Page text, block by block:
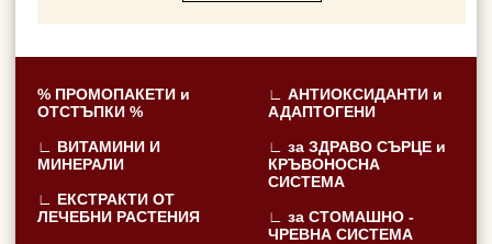
% ПРОМОПАКЕТИ и
ОТСТЪПКИ %
∟ ВИТАМИНИ И
МИНЕРАЛИ
∟ ЕКСТРАКТИ ОТ
ЛЕЧЕБНИ РАСТЕНИЯ
∟ АНТИОКСИДАНТИ и
АДАПТОГЕНИ
∟ за ЗДРАВО СЪРЦЕ и
КРЪВОНОСНА
СИСТЕМА
∟ за СТОМАШНО -
ЧРЕВНА СИСТЕМА